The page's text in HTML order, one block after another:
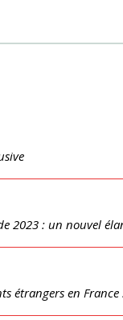
2023 : un nouvel
étrangers en